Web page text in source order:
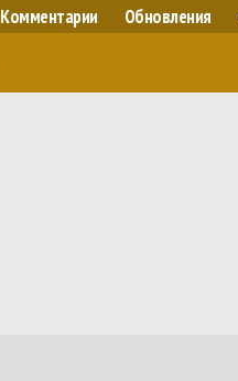
Комментарии Обновления